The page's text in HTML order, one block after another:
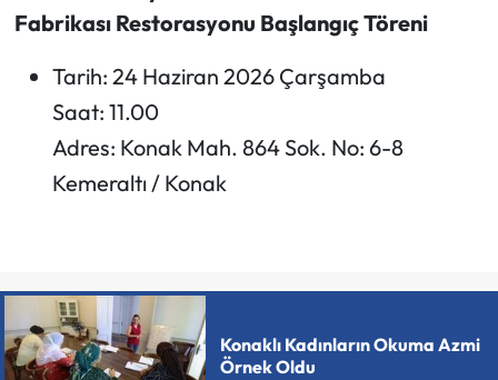
Fabrikası Restorasyonu Başlangıç Töreni
Tarih: 24 Haziran 2026 Çarşamba
Saat: 11.00
Adres: Konak Mah. 864 Sok. No: 6-8
Kemeraltı / Konak
Konaklı Kadınların Okuma Azmi
Örnek Oldu